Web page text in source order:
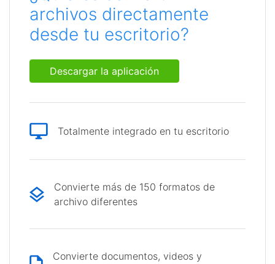
archivos directamente
desde tu escritorio?
Descargar la aplicación
Totalmente integrado en tu escritorio
Convierte más de 150 formatos de
archivo diferentes
Convierte documentos, videos y